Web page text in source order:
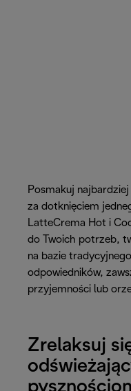
Posmakuj
za dotknięciem
LatteCrema Hot i
do Twoich potrzeb,
na bazie
odpowiedników,
przyjemności lub
Zrelaksuj